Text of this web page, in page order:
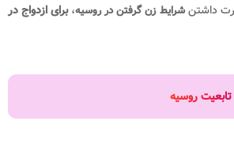
داشتنشرایط زن گرفتن در روسیه،برای ازدواج در
تابعیت روسیه